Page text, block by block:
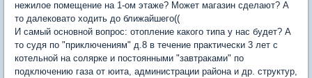
нежилое помещение на 1-ом этаже? Может магазин сделают? А
то далековато ходить до ближайшего((
И самый основной вопрос: отопление какого типа у нас будет? А
то судя по "приключениям" д.8 в течение практически 3 лет с
котельной на солярке и постоянными "завтраками" по
подключению газа от юита, администрации района и др. структур,